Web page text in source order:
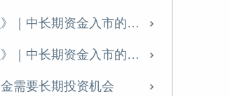
的难点及对策
支持住房租赁业发展？
《中国金融》｜中长期资金入市的欧美经验
《中国金融》｜中长期资金入市的欧美经验
需要长期投资机会